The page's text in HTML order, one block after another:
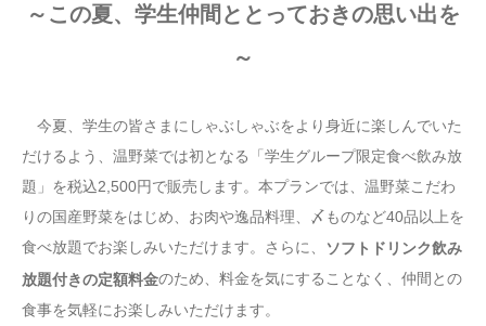
～この夏、学生仲間ととっておきの思い出を
～
今夏、学生の皆さまにしゃぶしゃぶをより身近に楽しんでいた
だけるよう、温野菜では初となる「学生グループ限定食べ飲み放
題」を税込2,500円で販売します。本プランでは、温野菜こだわ
りの国産野菜をはじめ、お肉や逸品料理、〆ものなど40品以上を
食べ放題でお楽しみいただけます。さらに、
ソフトドリンク飲み
放題付きの定額料金のため、料金を気にすることなく、仲間との
食事を気軽にお楽しみいただけます。